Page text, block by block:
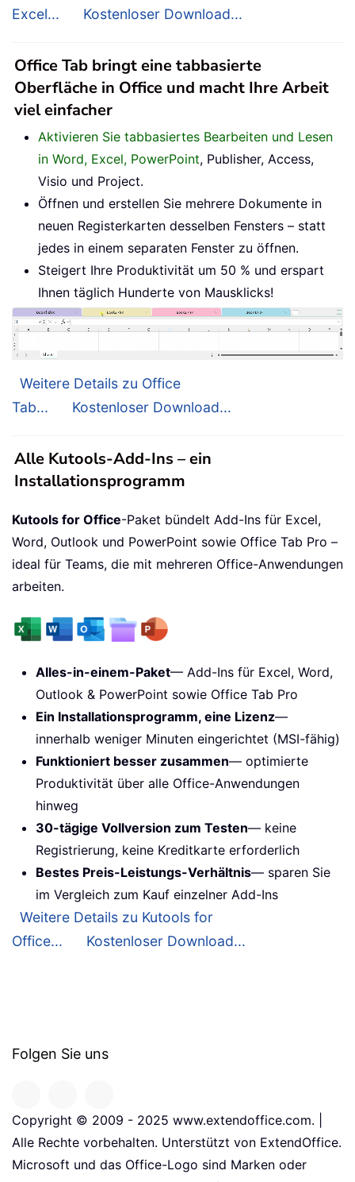
Excel...
Kostenloser Download...
Office Tab bringt eine tabbasierte
Oberfläche in Office und macht Ihre Arbeit
viel einfacher
Aktivieren Sie tabbasiertes Bearbeiten und Lesen
in Word, Excel, PowerPoint, Publisher, Access,
Visio und Project.
Öffnen und erstellen Sie mehrere Dokumente in
neuen Registerkarten desselben Fensters – statt
jedes in einem separaten Fenster zu öffnen.
Steigert Ihre Produktivität um 50 % und erspart
Ihnen täglich Hunderte von Mausklicks!
Weitere Details zu Office
Tab...
Kostenloser Download...
Alle Kutools-Add-Ins – ein
Installationsprogramm
Kutools for Office-Paket bündelt Add-Ins für Excel,
Word, Outlook und PowerPoint sowie Office Tab Pro –
ideal für Teams, die mit mehreren Office-Anwendungen
arbeiten.
Alles-in-einem-Paket— Add-Ins für Excel, Word,
Outlook & PowerPoint sowie Office Tab Pro
Ein Installationsprogramm, eine Lizenz—
innerhalb weniger Minuten eingerichtet (MSI-fähig)
Funktioniert besser zusammen— optimierte
Produktivität über alle Office-Anwendungen
hinweg
30-tägige Vollversion zum Testen— keine
Registrierung, keine Kreditkarte erforderlich
Bestes Preis-Leistungs-Verhältnis— sparen Sie
im Vergleich zum Kauf einzelner Add-Ins
Weitere Details zu Kutools for
Office...
Kostenloser Download...
Folgen Sie uns
Copyright © 2009 - 2025 www.extendoffice.com. |
Alle Rechte vorbehalten. Unterstützt von ExtendOffice.
Microsoft und das Office-Logo sind Marken oder